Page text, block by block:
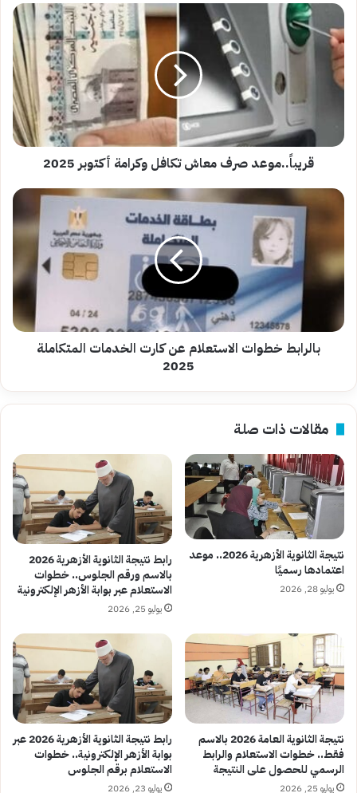
قريباً..موعد
صرف
معاش
تكافل
وكرامة
أكتوبر
قريباً..موعد صرف معاش تكافل وكرامة أكتوبر 2025
بالرابط
خطوات
الاستعلام
عن
كارت
الخدمات
المتكاملة
2025
بالرابط خطوات الاستعلام عن كارت الخدمات المتكاملة
2025
مقالات ذات صلة
نتيجة الثانوية الأزهرية 2026.. موعد
اعتمادها رسميًا
يوليو 28, 2026
رابط نتيجة الثانوية الأزهرية 2026
بالاسم ورقم الجلوس.. خطوات
الاستعلام عبر بوابة الأزهر الإلكترونية
يوليو 25, 2026
نتيجة الثانوية العامة 2026 بالاسم
فقط.. خطوات الاستعلام والرابط
الرسمي للحصول على النتيجة
يوليو 25, 2026
رابط نتيجة الثانوية الأزهرية 2026 عبر
بوابة الأزهر الإلكترونية.. خطوات
الاستعلام برقم الجلوس
يوليو 23, 2026